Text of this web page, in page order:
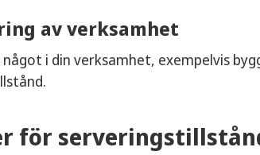
beviljat eller avslaget. Om uppgifter
e-tjänsten.
handläggningstiden för stadigvarande
och ha ditt serveringstillstånd klart till
av verksamhet
något i din verksamhet, exempelvis
för